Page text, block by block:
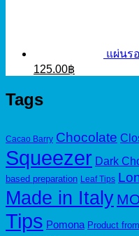
แผ่นร
Original
150.00฿.
125.00฿
Tags
Cacao Barry Chocolate
Squeezer Dark
based preparation Leaf Tips
Made in Italy
Tips Pomona Product